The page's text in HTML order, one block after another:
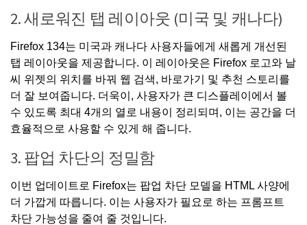
2. 새로워진 탭 레이아웃 (미국 및 캐나다)
Firefox 134는 미국과 캐나다 사용자들에게 새롭게 개선된
탭 레이아웃을 제공합니다. 이 레이아웃은 Firefox 로고와 날
씨 위젯의 위치를 바꿔 웹 검색, 바로가기 및 추천 스토리를
더 잘 보여줍니다. 더욱이, 사용자가 큰 디스플레이에서 볼
수 있도록 최대 4개의 열로 내용이 정리되며, 이는 공간을 더
효율적으로 사용할 수 있게 해 줍니다.
3. 팝업 차단의 정밀함
이번 업데이트로 Firefox는 팝업 차단 모델을 HTML 사양에
더 가깝게 따릅니다. 이는 사용자가 필요로 하는 프롬프트
차단 가능성을 줄여 줄 것입니다.